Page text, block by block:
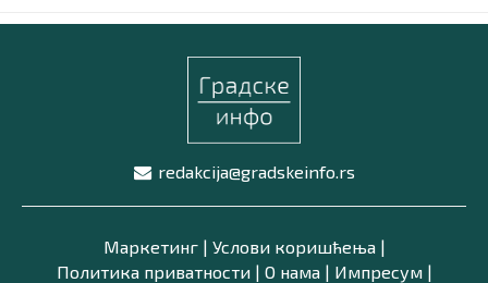
redakcija@gradskeinfo.rs
Маркетинг| Услови коришћења|
Политика приватности| О нама| Импресум|